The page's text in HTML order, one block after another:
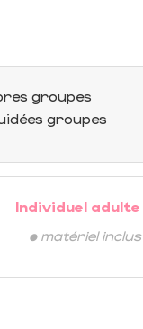
groupes
groupes
Individuel adulte
• matériel inclus